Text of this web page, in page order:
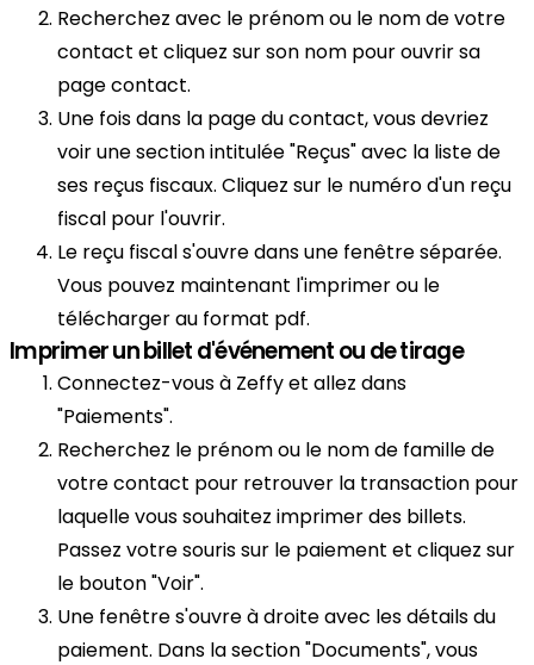
Recherchez avec le prénom ou le nom de votre
contact et cliquez sur son nom pour ouvrir sa
page contact.
Une fois dans la page du contact, vous devriez
voir une section intitulée "Reçus" avec la liste de
ses reçus fiscaux. Cliquez sur le numéro d'un reçu
fiscal pour l'ouvrir.
Le reçu fiscal s'ouvre dans une fenêtre séparée.
Vous pouvez maintenant l'imprimer ou le
télécharger au format pdf.
Imprimer un billet d'événement ou de tirage
Connectez-vous à Zeffy et allez dans
"Paiements".
Recherchez le prénom ou le nom de famille de
votre contact pour retrouver la transaction pour
laquelle vous souhaitez imprimer des billets.
Passez votre souris sur le paiement et cliquez sur
le bouton "Voir".
Une fenêtre s'ouvre à droite avec les détails du
paiement. Dans la section "Documents", vous